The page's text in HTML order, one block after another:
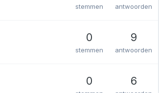
stemmen antwoorden
0
stemmen
9
antwoorden
0 6